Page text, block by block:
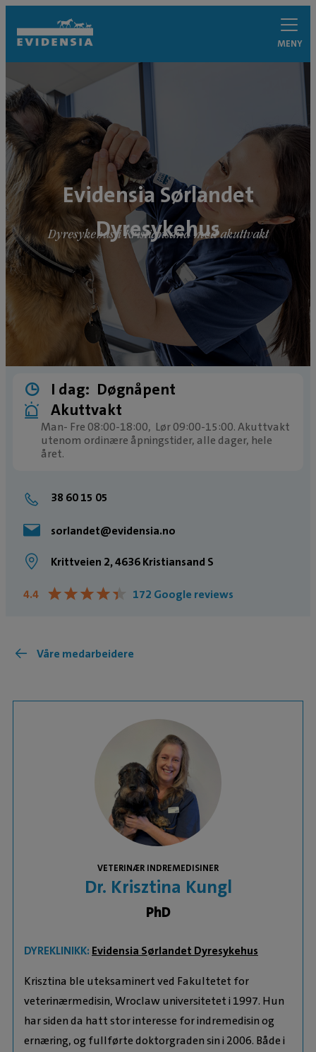
MENY
Evidensia Sørlandet
Dyresykehus
Dyresykehus i Kristiansand med akuttvakt
I dag: Døgnåpent
Akuttvakt
Man- Fre 08:00-18:00, Lør 09:00-15:00. Akuttvakt
utenom ordinære åpningstider, alle dager, hele
året.
38 60 15 05
sorlandet@evidensia.no
Krittveien 2, 4636 Kristiansand S
4.4 ★★★★★
★★★★★ 172 Google reviews
Våre medarbeidere
VETERINÆR INDREMEDISINER
Dr. Krisztina Kungl
PhD
DYREKLINIKK: Evidensia Sørlandet Dyresykehus
Krisztina ble uteksaminert ved Fakultetet for
veterinærmedisin, Wroclaw universitetet i 1997. Hun
har siden da hatt stor interesse for indremedisin og
ernæring, og fullførte doktorgraden sin i 2006. Både i